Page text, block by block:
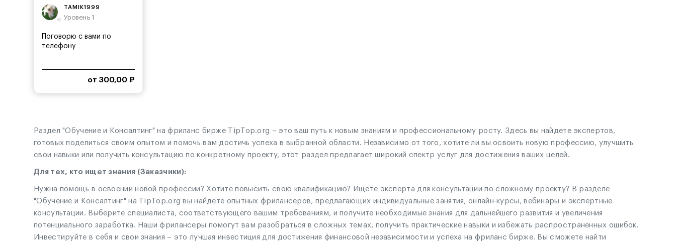
TAMIK1999
Уровень 1
Поговорю с вами по
телефону
от 300,00 ₽
Раздел "Обучение и Консалтинг" на фриланс бирже TipTop.org – это ваш путь к новым знаниям и профессиональному росту. Здесь вы найдете экспертов,
готовых поделиться своим опытом и помочь вам достичь успеха в выбранной области. Независимо от того, хотите ли вы освоить новую профессию, улучшить
свои навыки или получить консультацию по конкретному проекту, этот раздел предлагает широкий спектр услуг для достижения ваших целей.
Для тех, кто ищет знания (Заказчики):
Нужна помощь в освоении новой профессии? Хотите повысить свою квалификацию? Ищете эксперта для консультации по сложному проекту? В разделе
"Обучение и Консалтинг" на TipTop.org вы найдете опытных фрилансеров, предлагающих индивидуальные занятия, онлайн-курсы, вебинары и экспертные
консультации. Выберите специалиста, соответствующего вашим требованиям, и получите необходимые знания для дальнейшего развития и увеличения
потенциального заработка. Наши фрилансеры помогут вам разобраться в сложных темах, получить практические навыки и избежать распространенных ошибок.
Инвестируйте в себя и свои знания – это лучшая инвестиция для достижения финансовой независимости и успеха на фриланс бирже. Вы сможете найти